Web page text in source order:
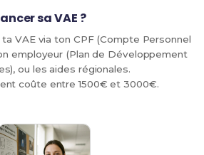
sa VAE ?
VAE via ton CPF (Compte Personnel
employeur (Plan de Développement
ou les aides régionales.
coûte entre 1500€ et 3000€.